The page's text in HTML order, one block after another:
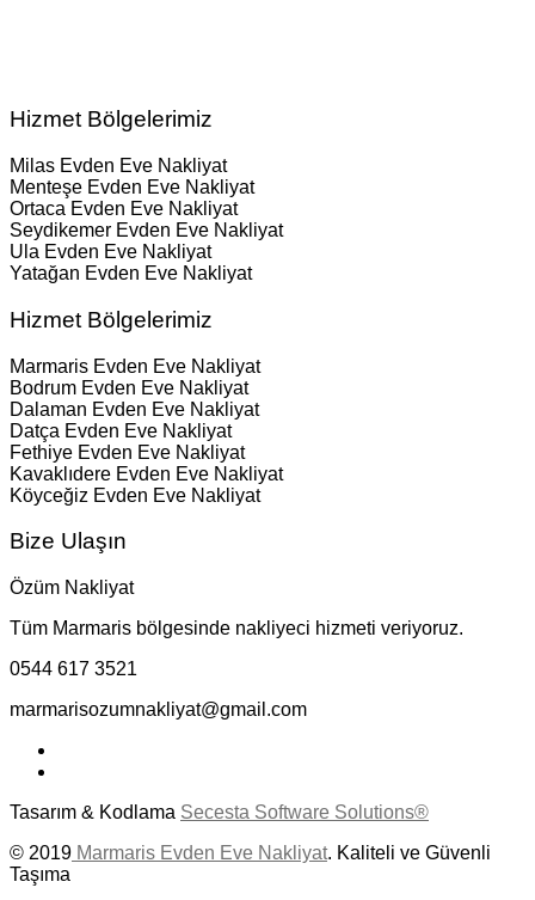
Hizmet Bölgelerimiz
Milas Evden Eve Nakliyat
Menteşe Evden Eve Nakliyat
Ortaca Evden Eve Nakliyat
Seydikemer Evden Eve Nakliyat
Ula Evden Eve Nakliyat
Yatağan Evden Eve Nakliyat
Hizmet Bölgelerimiz
Marmaris Evden Eve Nakliyat
Bodrum Evden Eve Nakliyat
Dalaman Evden Eve Nakliyat
Datça Evden Eve Nakliyat
Fethiye Evden Eve Nakliyat
Kavaklıdere Evden Eve Nakliyat
Köyceğiz Evden Eve Nakliyat
Bize Ulaşın
Özüm Nakliyat
Tüm Marmaris bölgesinde nakliyeci hizmeti veriyoruz.
0544 617 3521
marmarisozumnakliyat@gmail.com
Tasarım & Kodlama Secesta Software Solutions®
© 2019 Marmaris Evden Eve Nakliyat. Kaliteli ve Güvenli
Taşıma